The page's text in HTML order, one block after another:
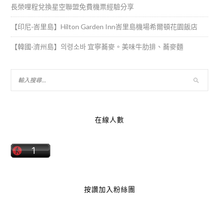
長榮哩程兌換星空聯盟免費機票經驗分享
【印尼·峇里島】Hilton Garden Inn峇里島機場希爾頓花園飯店
【韓國·濟州島】의령소바 宜寧蕎麥。美味牛肋排、蕎麥麵
在線人數
按讚加入粉絲團